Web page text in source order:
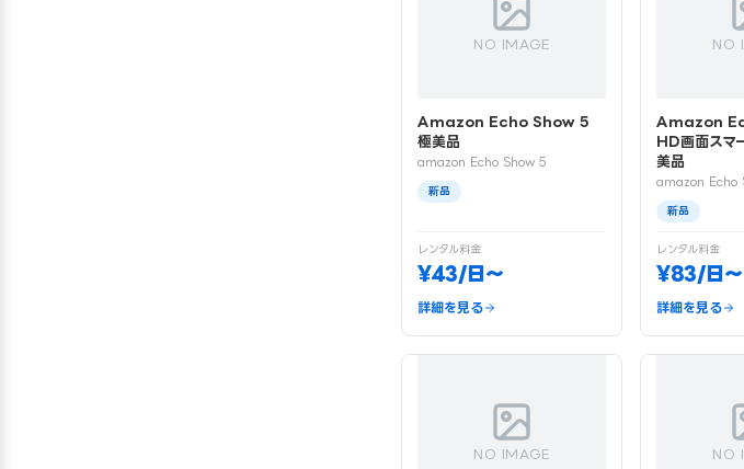
NO IMAGE
Amazon Echo Show 5
極美品
amazon Echo Show 5
新品
レンタル料金
¥43/日〜
詳細を見る
NO
Amazon
HD画面スマ
美品
amazon Echo
新品
レンタル料金
¥83/日〜
詳細を見る
NO IMAGE NO